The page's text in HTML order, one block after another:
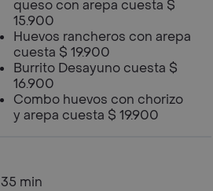
queso con arepa cuesta $
15.900
Huevos rancheros con arepa
cuesta $ 19.900
Burrito Desayuno cuesta $
16.900
Combo huevos con chorizo
y arepa cuesta $ 19.900
35 min